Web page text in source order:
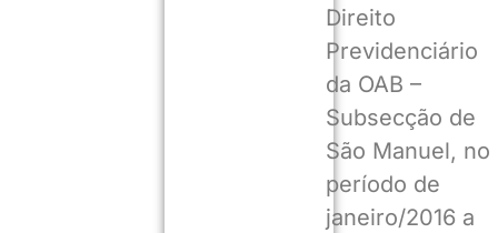
Direito
Previdenciário
da OAB –
Subsecção de
São Manuel, no
período de
janeiro/2016 a